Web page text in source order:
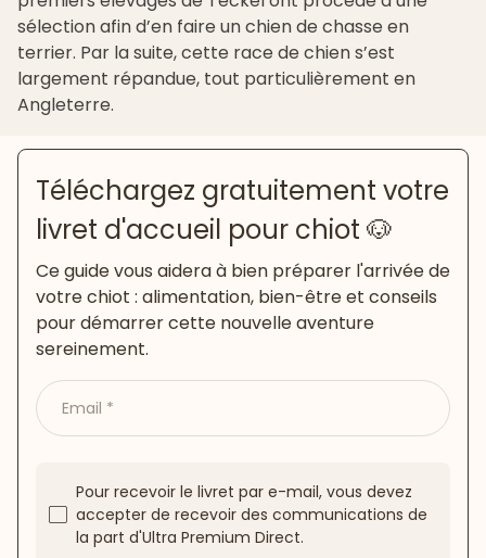
sélection afin d’en faire un chien de chasse en
terrier. Par la suite, cette race de chien s’est
largement répandue, tout particulièrement en
Angleterre.
Téléchargez gratuitement votre
livret d'accueil pour chiot 🐶
Ce guide vous aidera à bien préparer l'arrivée de
votre chiot : alimentation, bien-être et conseils
pour démarrer cette nouvelle aventure
sereinement.
Email
Pour recevoir le livret par e-mail, vous devez
accepter de recevoir des communications de
la part d'Ultra Premium Direct.